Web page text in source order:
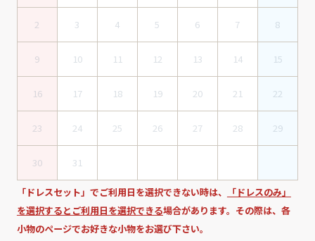
2 3 4 5 6 7 8
9 10 11 12 13 14 15
16 17 18 19 20 21 22
23 24 25 26 27 28 29
30 31
「ドレスセット」でご利用日を選択できない時は、
「ドレスのみ」
を選択するとご利用日を選択できる場合があります。その際は、各
小物のページでお好きな小物をお選び下さい。